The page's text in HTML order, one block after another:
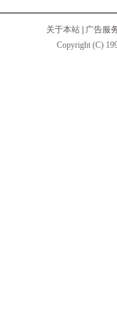
关于本站
广告服
Copyright (C)